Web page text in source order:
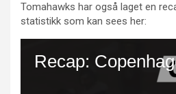
Tomahawks har også laget en
statistikk som kan sees her: